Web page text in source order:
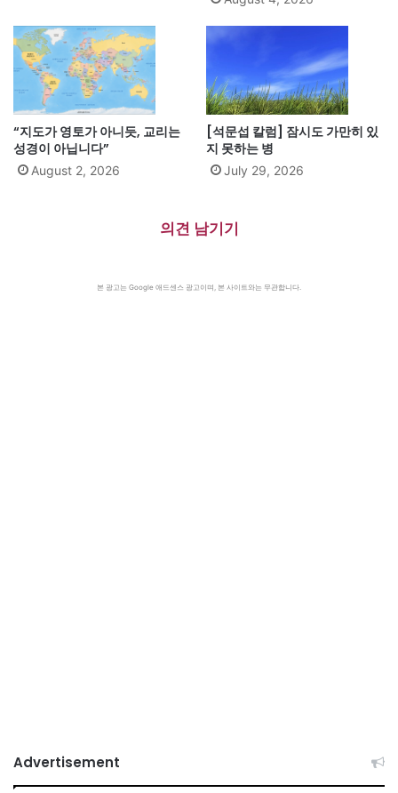
“지도가 영토가 아니듯, 교리는
성경이 아닙니다”
August 2, 2026
[석문섭 칼럼] 잠시도 가만히 있
지 못하는 병
July 29, 2026
의견 남기기
본 광고는 Google 애드센스 광고이며, 본 사이트와는 무관합니다.
Advertisement